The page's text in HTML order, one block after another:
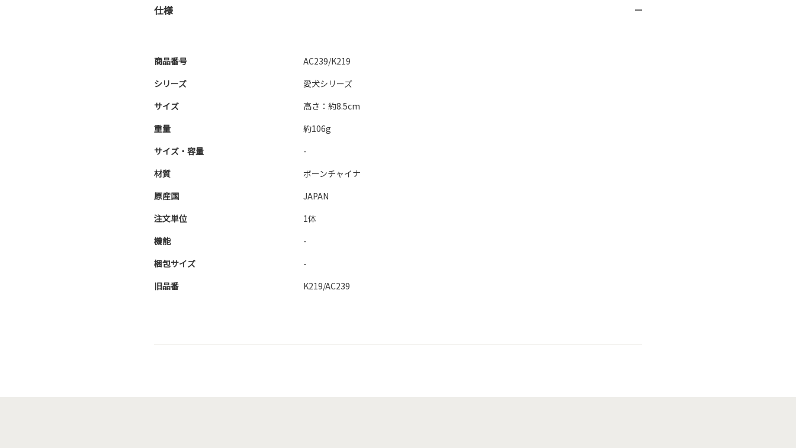
仕様
商品番号
AC239/K219
シリーズ
愛犬シリーズ
サイズ
高さ：約8.5cm
重量
約106g
サイズ・容量
-
材質
ボーンチャイナ
原産国
JAPAN
注文単位
1体
機能
-
梱包サイズ
-
旧品番
K219/AC239